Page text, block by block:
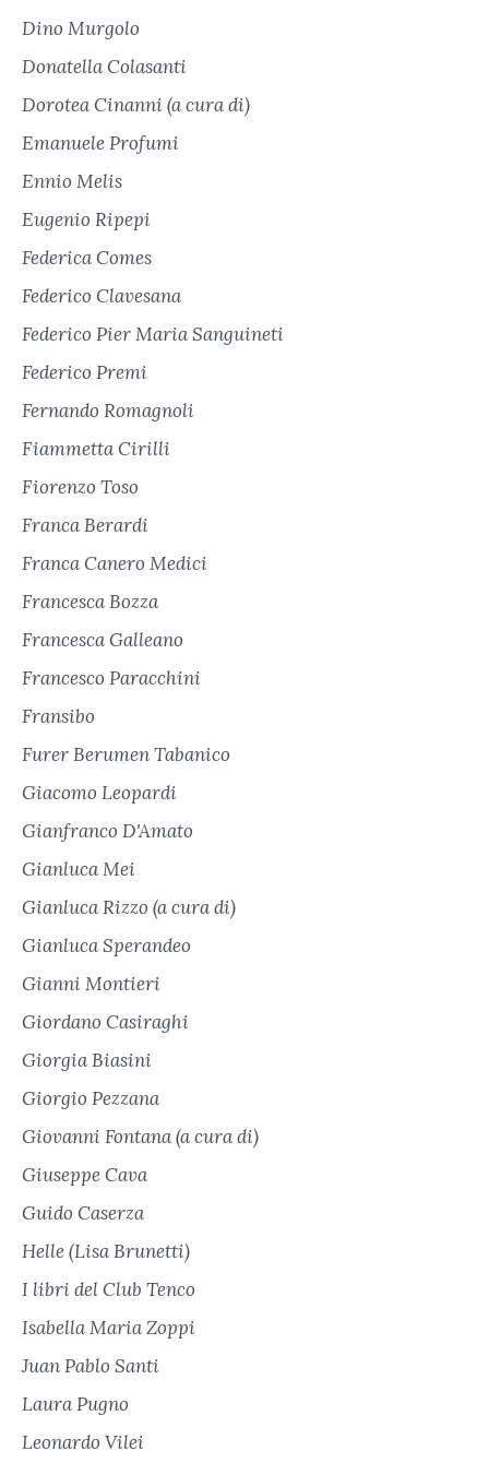
Dino Murgolo
Donatella Colasanti
Dorotea Cinanni (a cura di)
Emanuele Profumi
Ennio Melis
Eugenio Ripepi
Federica Comes
Federico Clavesana
Federico Pier Maria Sanguineti
Federico Premi
Fernando Romagnoli
Fiammetta Cirilli
Fiorenzo Toso
Franca Berardi
Franca Canero Medici
Francesca Bozza
Francesca Galleano
Francesco Paracchini
Fransibo
Furer Berumen Tabanico
Giacomo Leopardi
Gianfranco D'Amato
Gianluca Mei
Gianluca Rizzo (a cura di)
Gianluca Sperandeo
Gianni Montieri
Giordano Casiraghi
Giorgia Biasini
Giorgio Pezzana
Giovanni Fontana (a cura di)
Giuseppe Cava
Guido Caserza
Helle (Lisa Brunetti)
I libri del Club Tenco
Isabella Maria Zoppi
Juan Pablo Santi
Laura Pugno
Leonardo Vilei